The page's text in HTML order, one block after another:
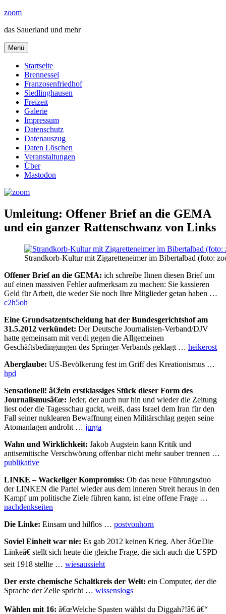
Zum
springen
zoom
das Sauerland und mehr
Menü
Startseite
Brennessel
Franzosenfriedhof
Siedlinghausen
Freizeit
Galerie
Impressum
Datenschutz
Datenauszug
Daten Löschen
Veranstaltungen
Über
Mastodon
Umleitung: Offener Brief an die GEMA
und ein ganzer Rattenschwanz von Links
Strandkorb-Kultur mit Zigaretteneimer im Bibertalbad (foto:
Offener Brief an die GEMA: ich schreibe Ihnen diesen Brief um
auf einen massiven Fehler aufmerksam zu machen: Sie kassieren
Geld für Arbeit, die weder Sie noch Ihre Mitglieder getan haben …
c2h5oh
Eine Grundsatzentscheidung hat der Bundesgerichtshof am
31.5.2012 verkündet: Der Deutsche Journalisten-Verband/DJV
hatte gemeinsam mit ver.di gegen die Allgemeinen
Geschäftsbedingungen des Springer-Verbands geklagt … heikerost
Aberglaube: US-Bevölkerung fest im Griff des Kreationismus …
hpd
Sensationell! â€žein erstklassiges Stück dieser Form des
Journalismusâ€œ: Jeder, der auch nur hin und wieder die Zeitung
liest oder die Tagesschau guckt, weiß, dass Israel dem Iran für den
Fall seiner nuklearen Bewaffnung einen Militärschlag gegen seine
Atomanlagen androht … jurga
Wahn und Wirklichkeit: Jakob Augstein kann Kritik und
antisemitische Verschwörung offenbar nicht mehr sauber trennen …
publikative
LINKE – Wackeliger Kompromiss: Ob das neue Führungsduo
der LINKEN die Partei wieder aus dem inneren Streit heraus in den
Kampf um politische Ziele führen kann, ist eine offene Frage …
nachdenkseiten
Die Linke: Einsam und hilflos … postvonhorn
Soviel Einheit war nie: Es gab 2012 keinen Krieg. Aber â€œDie
Linkeâ€ stellt sich heute die gleiche Frage, die sich auch die USPD
seit 1918 stellte … wiesaussieht
Der erste chemische Schaltkreis der Welt: ein Computer, der die
Sprache der Zelle spricht … wissenslogs
Wählen mit 16: â€œWelche Spasten wählst du Diggah?!â€ â€“